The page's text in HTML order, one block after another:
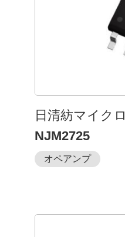
⽇清紡マイク
NJM2725
オペアンプ